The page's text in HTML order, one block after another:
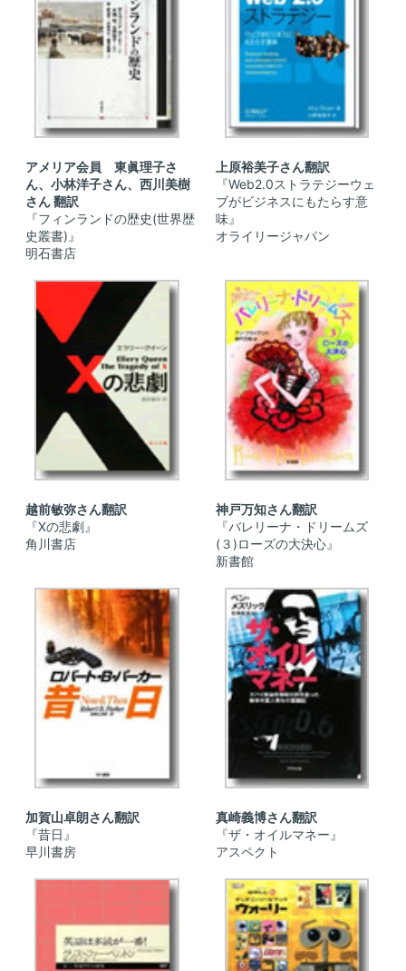
アメリア会員 東眞理子さ
ん、小林洋子さん、西川美樹
さん 翻訳
『フィンランドの歴史(世界歴
史叢書)』
明石書店
上原裕美子さん翻訳
『Web2.0ストラテジーウェ
ブがビジネスにもたらす意
味』
オライリージャパン
越前敏弥さん翻訳
『Xの悲劇』
角川書店
神戸万知さん翻訳
『バレリーナ・ドリームズ
(３)ローズの大決心』
新書館
加賀山卓朗さん翻訳
『昔日』
早川書房
真崎義博さん翻訳
『ザ・オイルマネー』
アスペクト